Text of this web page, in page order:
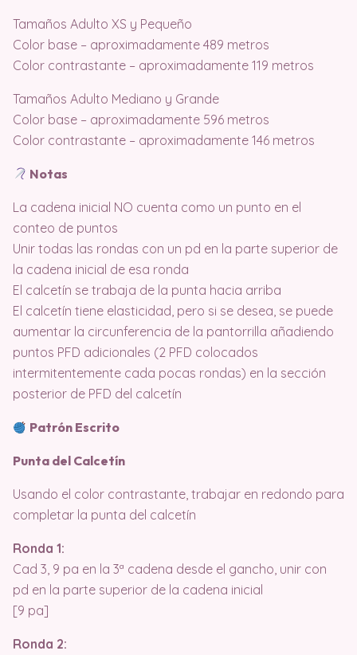
Tamaños Adulto XS y Pequeño
Color base – aproximadamente 489 metros
Color contrastante – aproximadamente 119 metros
Tamaños Adulto Mediano y Grande
Color base – aproximadamente 596 metros
Color contrastante – aproximadamente 146 metros
Notas
La cadena inicial NO cuenta como un punto en el
conteo de puntos
Unir todas las rondas con un pd en la parte superior de
la cadena inicial de esa ronda
El calcetín se trabaja de la punta hacia arriba
El calcetín tiene elasticidad, pero si se desea, se puede
aumentar la circunferencia de la pantorrilla añadiendo
puntos PFD adicionales (2 PFD colocados
intermitentemente cada pocas rondas) en la sección
posterior de PFD del calcetín
Patrón Escrito
Punta del Calcetín
Usando el color contrastante, trabajar en redondo para
completar la punta del calcetín
Ronda 1:
Cad 3, 9 pa en la 3ª cadena desde el gancho, unir con
pd en la parte superior de la cadena inicial
[9 pa]
Ronda 2: